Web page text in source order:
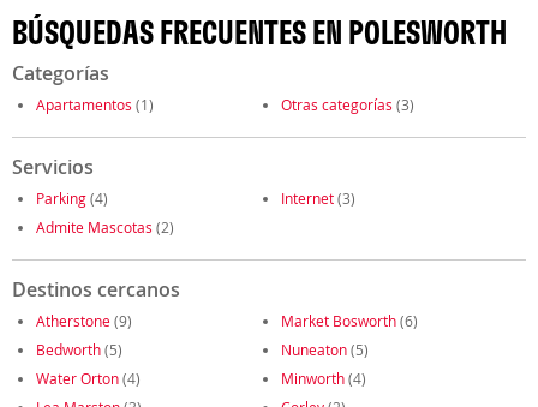
BÚSQUEDAS FRECUENTES EN POLESWORTH
Categorías
Apartamentos (1) Otras categorías (3)
Servicios
Parking(4) Internet(3)
Admite Mascotas (2)
Destinos cercanos
Atherstone(9) Market Bosworth(6)
Bedworth(5) Nuneaton(5)
Water Orton(4) Minworth(4)